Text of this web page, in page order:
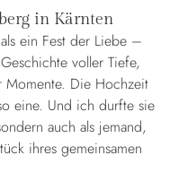
in Kärnten
ein Fest der Liebe –
voller Tiefe,
Momente. Die Hochzeit
eine. Und ich durfte sie
auch als jemand,
ihres gemeinsamen